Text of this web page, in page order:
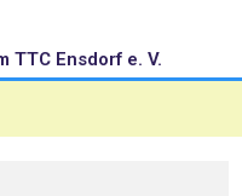
TTC Ensdorf e. V.